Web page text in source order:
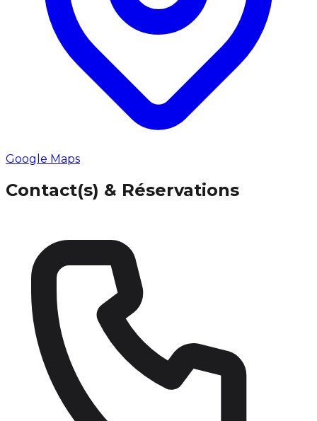
Google Maps
Contact(s) & Réservations